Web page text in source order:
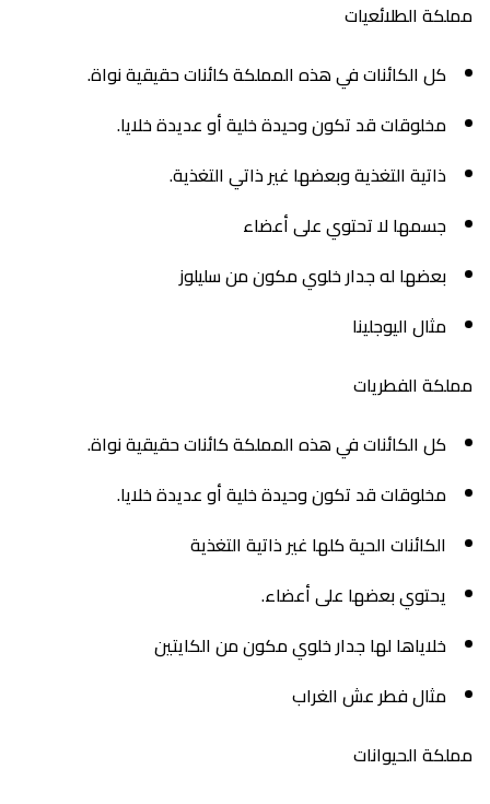
مملكة الطلائعيات
كل الكائنات في هذه المملكة كائنات حقيقية نواة.
مخلوقات قد تكون وحيدة خلية أو عديدة خلايا.
ذاتية التغذية وبعضها غير ذاتي التغذية.
جسمها لا تحتوي على أعضاء
بعضها له جدار خلوي مكون من سليلوز
مثال اليوجلينا
مملكة الفطريات
كل الكائنات في هذه المملكة كائنات حقيقية نواة.
مخلوقات قد تكون وحيدة خلية أو عديدة خلايا.
الكائنات الحية كلها غير ذاتية التغذية
يحتوي بعضها على أعضاء.
خلاياها لها جدار خلوي مكون من الكايتين
مثال فطر عش الغراب
مملكة الحيوانات